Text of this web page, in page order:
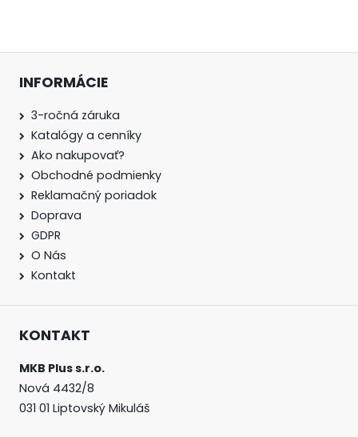
INFORMÁCIE
3-ročná záruka
Katalógy a cenníky
Ako nakupovať?
Obchodné podmienky
Reklamačný poriadok
Doprava
GDPR
O Nás
Kontakt
KONTAKT
MKB Plus s.r.o.
Nová 4432/8
031 01 Liptovský Mikuláš